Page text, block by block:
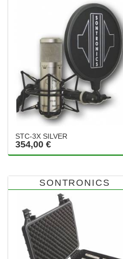
STC-3X SILVER
354,00 €
SONTRONICS